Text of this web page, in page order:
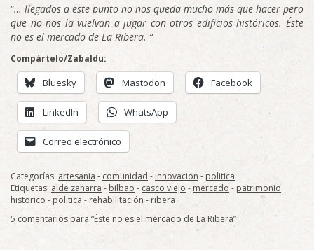
“… llegados a este punto no nos queda mucho más que hacer pero
que no nos la vuelvan a jugar con otros edificios históricos. Éste
no es el mercado de La Ribera. “
Compártelo/Zabaldu:
Bluesky Mastodon Facebook
LinkedIn WhatsApp
Correo electrónico
Categorías: artesania - comunidad - innovacion - politica
Etiquetas: alde zaharra - bilbao - casco viejo - mercado - patrimonio
historico - politica - rehabilitación -ribera
5 comentarios para “Éste no es el mercado de La Ribera”